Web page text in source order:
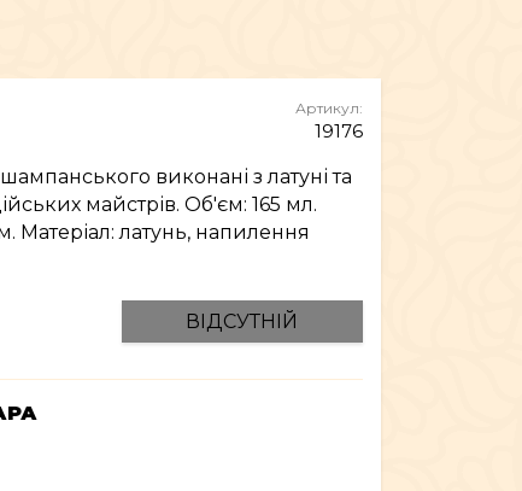
Артикул:
19176
виконані з латуні та
майстрів. Об'єм: 165 мл.
Матеріал: латунь, напилення
ВІДСУТНІЙ